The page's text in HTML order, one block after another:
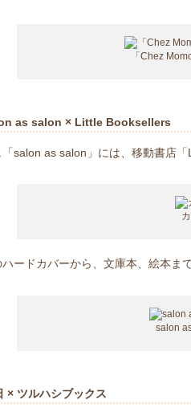
「Chez
as salon × Little Booksellers
「salon as salon」には、移動書店「
ードカバーから、文庫本、絵本ま
salon
× ツルハシブックス